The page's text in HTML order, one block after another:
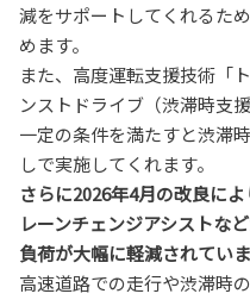
減をサポートしてくれるた
めます。
また、高度運転支援技術「
ンストドライブ（渋滞時支
一定の条件を満たすと渋滞
しで実施してくれます。
さらに2026年4月の改良に
レーンチェンジアシストな
負荷が大幅に軽減されていま
高速道路での走行や渋滞時